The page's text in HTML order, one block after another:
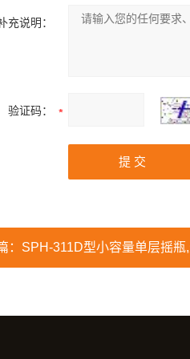
充说明：
验证码：
： SPH-311D型小容量单层摇